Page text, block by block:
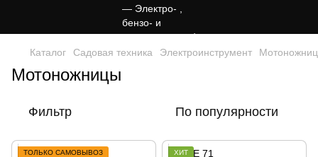
Каталог Садовая техника Электроинструмент
Мотоножницы
Фильтр По популярности
ТОЛЬКО САМОВЫВОЗ
ХИТ